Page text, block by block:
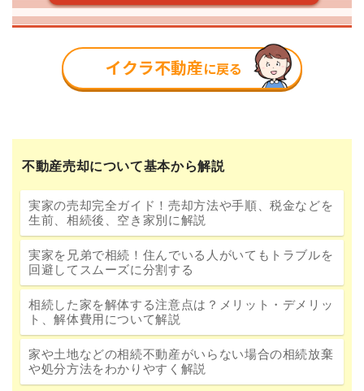
不動産売却について基本から解説
実家の売却完全ガイド！売却方法や手順、税金などを
生前、相続後、空き家別に解説
実家を兄弟で相続！住んでいる人がいてもトラブルを
回避してスムーズに分割する
相続した家を解体する注意点は？メリット・デメリッ
ト、解体費用について解説
家や土地などの相続不動産がいらない場合の相続放棄
や処分方法をわかりやすく解説